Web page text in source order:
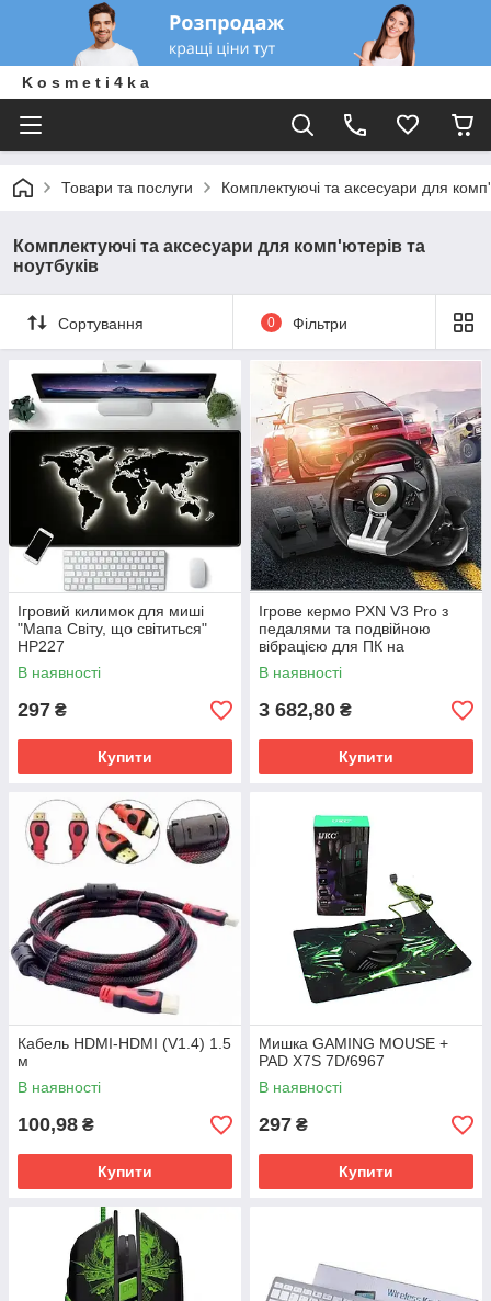
K o s m e t i 4 k a
Товари та послуги Комплектуючі та аксесуари для
Комплектуючі та аксесуари для комп'ютерів та
ноутбуків
Сортування 0 Фільтри
Ігровий килимок для миші
"Мапа Світу, що світиться"
HP227
В наявності
297 ₴
Купити
Ігрове кермо PXN V3 Pro з
педалями та подвійною
вібрацією для ПК на
присосках Чорний
В наявності
3 682,80 ₴
Купити
Кабель HDMI-HDMI (V1.4) 1.5
м
В наявності
100,98 ₴
Купити
Мишка GAMING MOUSE +
PAD X7S 7D/6967
В наявності
297 ₴
Купити